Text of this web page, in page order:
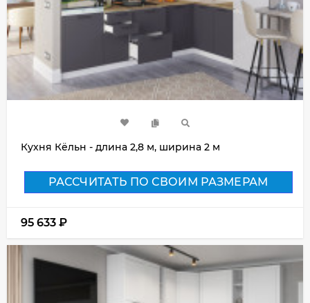
Кухня Кёльн - длина 2,8 м, ширина 2 м
РАССЧИТАТЬ ПО СВОИМ РАЗМЕРАМ
95 633 ₽